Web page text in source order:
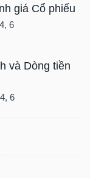
giá Cổ phiếu
6
và Dòng tiền
6